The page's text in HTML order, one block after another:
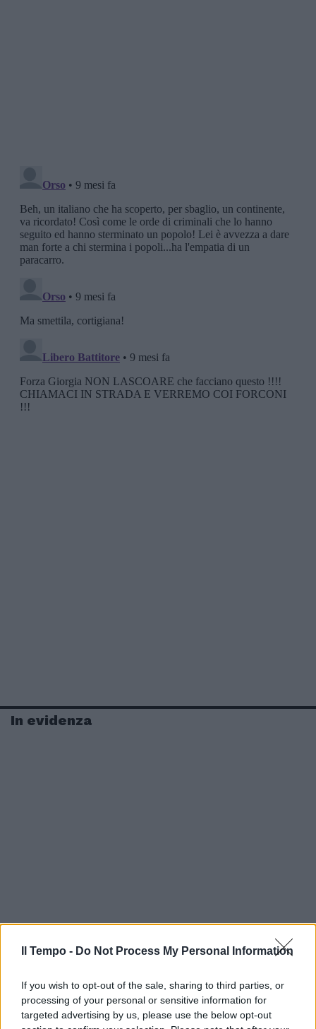
Il Tempo - Do Not Process My Personal Information
If you wish to opt-out of the sale, sharing to third parties, or
processing of your personal or sensitive information for
targeted advertising by us, please use the below opt-out
In evidenza